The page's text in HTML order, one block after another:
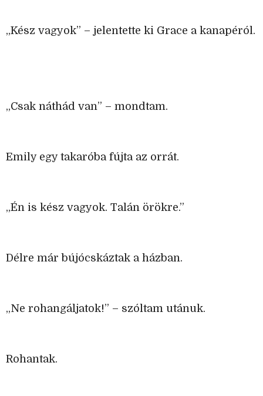
„Kész vagyok” – jelentette ki Grace a kanapéról.
„Csak náthád van” – mondtam.
Emily egy takaróba fújta az orrát.
„Én is kész vagyok. Talán örökre.”
Délre már bújócskáztak a házban.
„Ne rohangáljatok!” – szóltam utánuk.
Rohantak.